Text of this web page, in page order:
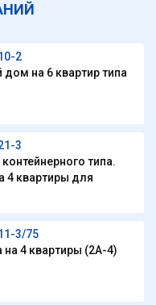
2
на 6 квартир типа
3
типа.
4 квартиры для
3/75
4 квартиры (2А-4)